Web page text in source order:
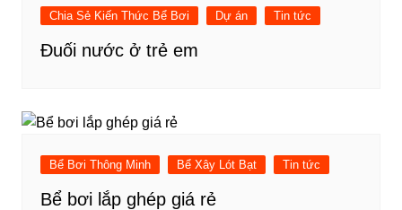
Chia Sẻ Kiến Thức Bể Bơi Dự án Tin tức
Đuối nước ở trẻ em
Bể Bơi Thông Minh Bể Xây Lót Bạt Tin tức
Bể bơi lắp ghép giá rẻ